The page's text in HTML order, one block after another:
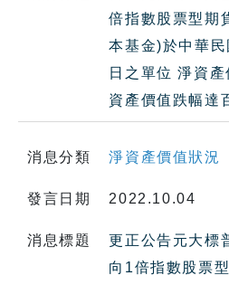
倍指數股票型期
本基金)於中華
日之單位 淨資
資產價值跌幅達
消息分類 淨資產價值狀況
發言日期 2022.10.04
消息標題
更正公告元大標
向1倍指數股票